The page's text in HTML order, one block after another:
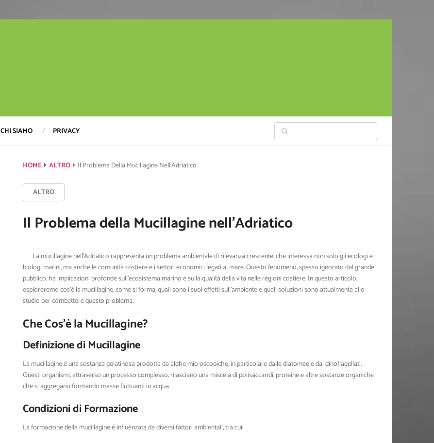
CHI SIAMO PRIVACY
HOME ALTRO Il Problema Della Mucillagine Nell’Adriatico
ALTRO
Il Problema della Mucillagine nell’Adriatico
La mucillagine nell’Adriatico rappresenta un problema ambientale di rilevanza crescente, che interessa non solo gli ecologi e i
biologi marini, ma anche le comunità costiere e i settori economici legati al mare. Questo fenomeno, spesso ignorato dal grande
pubblico, ha implicazioni profonde sull’ecosistema marino e sulla qualità della vita nelle regioni costiere. In questo articolo,
esploreremo cos’è la mucillagine, come si forma, quali sono i suoi effetti sull’ambiente e quali soluzioni sono attualmente allo
studio per combattere questo problema.
Che Cos’è la Mucillagine?
Definizione di Mucillagine
La mucillagine è una sostanza gelatinosa prodotta da alghe microscopiche, in particolare dalle diatomee e dai dinoflagellati.
Questi organismi, attraverso un processo complesso, rilasciano una miscela di polisaccaridi, proteine e altre sostanze organiche
che si aggregano formando masse fluttuanti in acqua.
Condizioni di Formazione
La formazione della mucillagine è influenzata da diversi fattori ambientali, tra cui: